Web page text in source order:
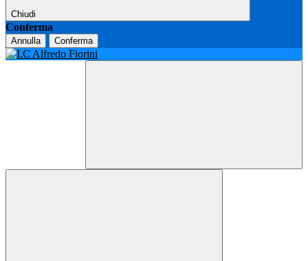
Chiudi
Conferma
Annulla Conferma